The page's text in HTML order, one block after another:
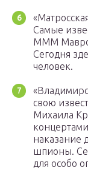
Самые
МММ
Сегодня
человек.
свою
Михаила
наказание
шпионы.
для особо